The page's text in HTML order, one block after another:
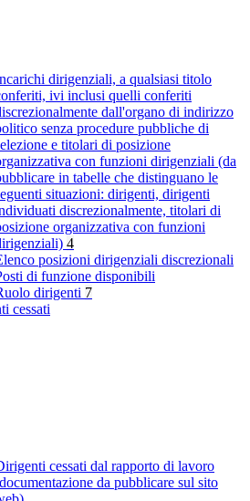
dirigenziali, a qualsiasi titolo
ivi inclusi quelli conferiti
dall'organo di indirizzo
senza procedure pubbliche di
e titolari di posizione
con funzioni dirigenziali (da
in tabelle che distinguano le
situazioni: dirigenti, dirigenti
discrezionalmente, titolari di
organizzativa con funzioni
4
posizioni dirigenziali discrezionali
di funzione disponibili
dirigenti 7
cessati
cessati dal rapporto di lavoro
da pubblicare sul sito